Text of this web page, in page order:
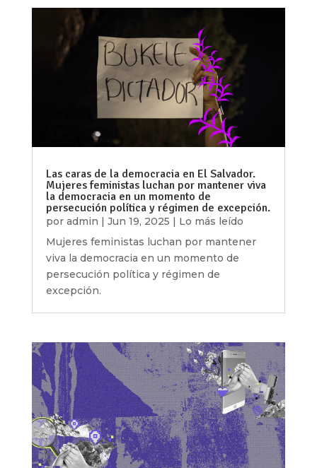
Las caras de la democracia en El Salvador.
Mujeres feministas luchan por mantener viva
la democracia en un momento de
persecución política y régimen de excepción.
por admin | Jun 19, 2025 | Lo más leído
Mujeres feministas luchan por mantener
viva la democracia en un momento de
persecución política y régimen de
excepción.